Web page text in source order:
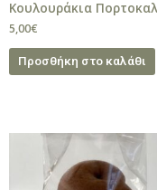
Κουλουράκια
5,00€
Προσθήκη στο καλάθι